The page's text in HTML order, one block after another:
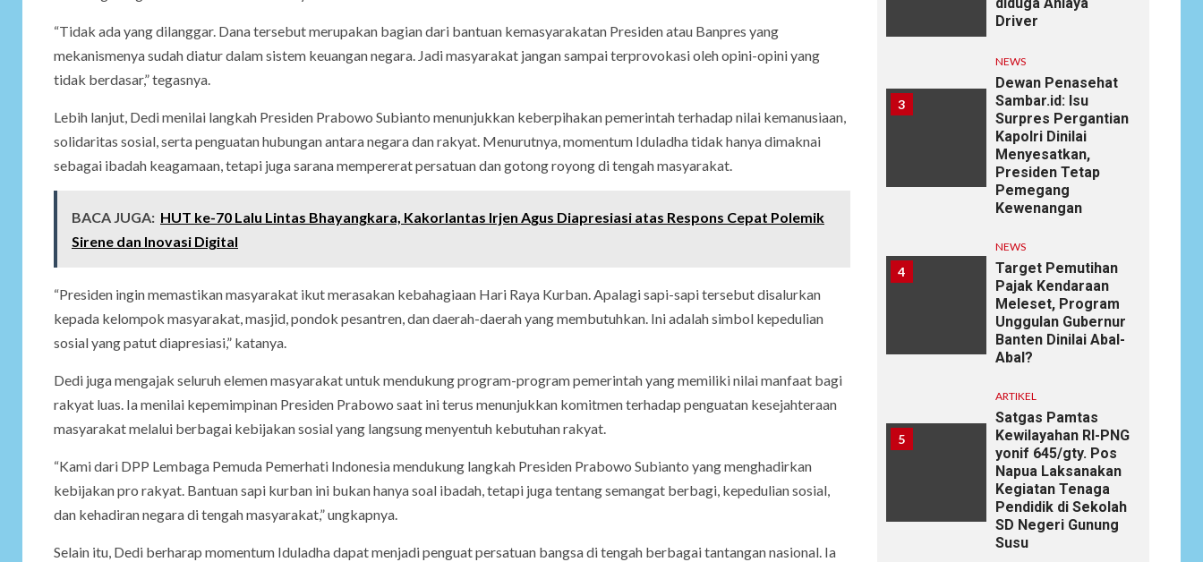
“Tidak ada yang dilanggar. Dana tersebut merupakan bagian dari bantuan kemasyarakatan Presiden atau Banpres yang
mekanismenya sudah diatur dalam sistem keuangan negara. Jadi masyarakat jangan sampai terprovokasi oleh opini-opini yang
tidak berdasar,” tegasnya.
Lebih lanjut, Dedi menilai langkah Presiden Prabowo Subianto menunjukkan keberpihakan pemerintah terhadap nilai kemanusiaan,
solidaritas sosial, serta penguatan hubungan antara negara dan rakyat. Menurutnya, momentum Iduladha tidak hanya dimaknai
sebagai ibadah keagamaan, tetapi juga sarana mempererat persatuan dan gotong royong di tengah masyarakat.
BACA JUGA: HUT ke-70 Lalu Lintas Bhayangkara, Kakorlantas Irjen Agus Diapresiasi atas Respons Cepat Polemik
Sirene dan Inovasi Digital
“Presiden ingin memastikan masyarakat ikut merasakan kebahagiaan Hari Raya Kurban. Apalagi sapi-sapi tersebut disalurkan
kepada kelompok masyarakat, masjid, pondok pesantren, dan daerah-daerah yang membutuhkan. Ini adalah simbol kepedulian
sosial yang patut diapresiasi,” katanya.
Dedi juga mengajak seluruh elemen masyarakat untuk mendukung program-program pemerintah yang memiliki nilai manfaat bagi
rakyat luas. Ia menilai kepemimpinan Presiden Prabowo saat ini terus menunjukkan komitmen terhadap penguatan kesejahteraan
masyarakat melalui berbagai kebijakan sosial yang langsung menyentuh kebutuhan rakyat.
“Kami dari DPP Lembaga Pemuda Pemerhati Indonesia mendukung langkah Presiden Prabowo Subianto yang menghadirkan
kebijakan pro rakyat. Bantuan sapi kurban ini bukan hanya soal ibadah, tetapi juga tentang semangat berbagi, kepedulian sosial,
dan kehadiran negara di tengah masyarakat,” ungkapnya.
Selain itu, Dedi berharap momentum Iduladha dapat menjadi penguat persatuan bangsa di tengah berbagai tantangan nasional. Ia
diduga Aniaya
Driver
3
NEWS
Dewan Penasehat
Sambar.id: Isu
Surpres Pergantian
Kapolri Dinilai
Menyesatkan,
Presiden Tetap
Pemegang
Kewenangan
4
NEWS
Target Pemutihan
Pajak Kendaraan
Meleset, Program
Unggulan Gubernur
Banten Dinilai Abal-
Abal?
5
ARTIKEL
Satgas Pamtas
Kewilayahan RI-PNG
yonif 645/gty. Pos
Napua Laksanakan
Kegiatan Tenaga
Pendidik di Sekolah
SD Negeri Gunung
Susu